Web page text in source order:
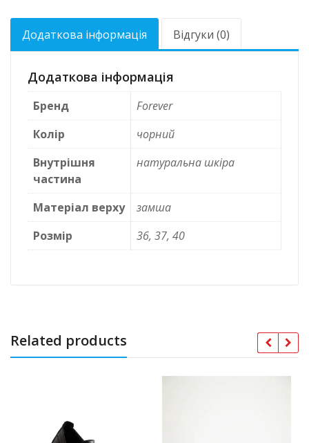
Додаткова інформація Відгуки (0)
Додаткова інформація
Бренд
Forever
Колір
чорний
Внутрішня
частина
натуральна шкіра
Матеріал верху
замша
Розмір
36, 37, 40
Related products